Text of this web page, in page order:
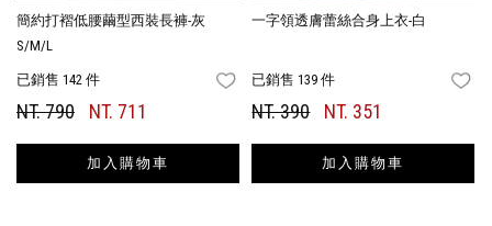
簡約打褶低腰繭型西裝長褲-灰
S/M/L
已銷售 142 件 FAVORITES
NT. 790 NT. 711
加入購物車
一字領透膚蕾絲合身上衣-白
已銷售 139 件
NT. 390 NT. 351
加入購物車